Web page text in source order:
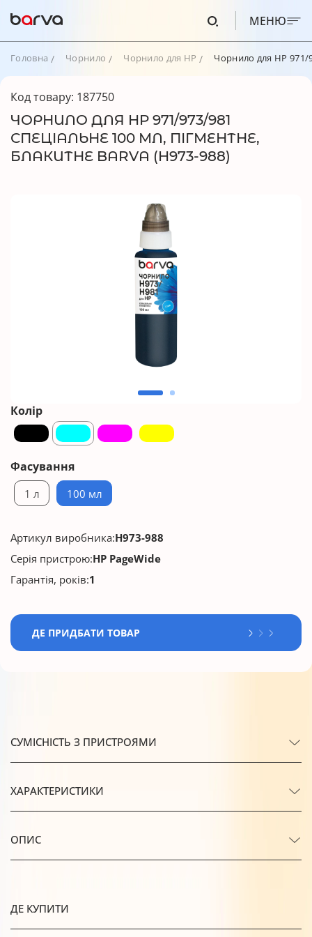
МЕНЮ
Головна Чорнило Чорнило для HP Чорнило для HP 971/
Код товару: 187750
ЧОРНИЛО ДЛЯ HP 971/973/981
СПЕЦІАЛЬНЕ 100 МЛ, ПІГМЕНТНЕ,
БЛАКИТНЕ BARVA (H973-988)
Колір
Фасування
1 л 100 мл
Артикул виробника:H973-988
Серія пристрою:HP PageWide
Гарантія, років:1
ДЕ ПРИДБАТИ ТОВАР
СУМІСНІСТЬ З ПРИСТРОЯМИ
ХАРАКТЕРИСТИКИ
ОПИС
ДЕ КУПИТИ